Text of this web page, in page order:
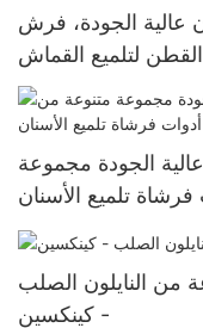
عالية الجودة، فرش
لتلميع القماش
الجودة مجموعة
تلميع الأسنان
من النايلون الصلب
- كينكسين